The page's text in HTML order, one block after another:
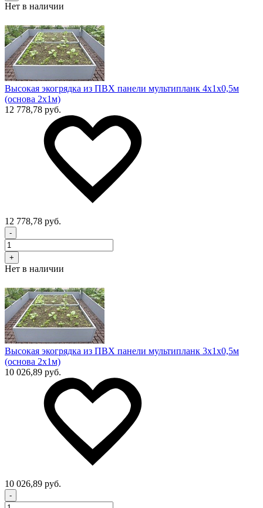
Нет в наличии
Высокая экогрядка из ПВХ панели мультипланк 4х1х0,5м
(основа 2х1м)
12 778,78 руб.
12 778,78 руб.
-
+
Нет в наличии
Высокая экогрядка из ПВХ панели мультипланк 3х1х0,5м
(основа 2х1м)
10 026,89 руб.
10 026,89 руб.
-